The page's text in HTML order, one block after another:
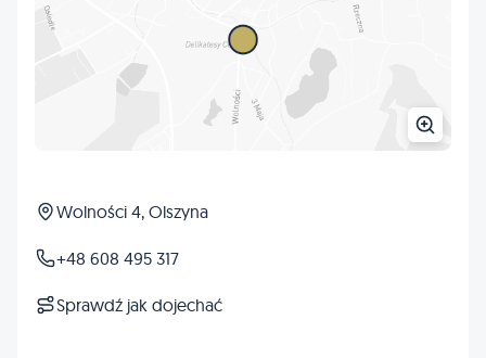
Wolności 4, Olszyna
+48 608 495 317
Sprawdź jak dojechać